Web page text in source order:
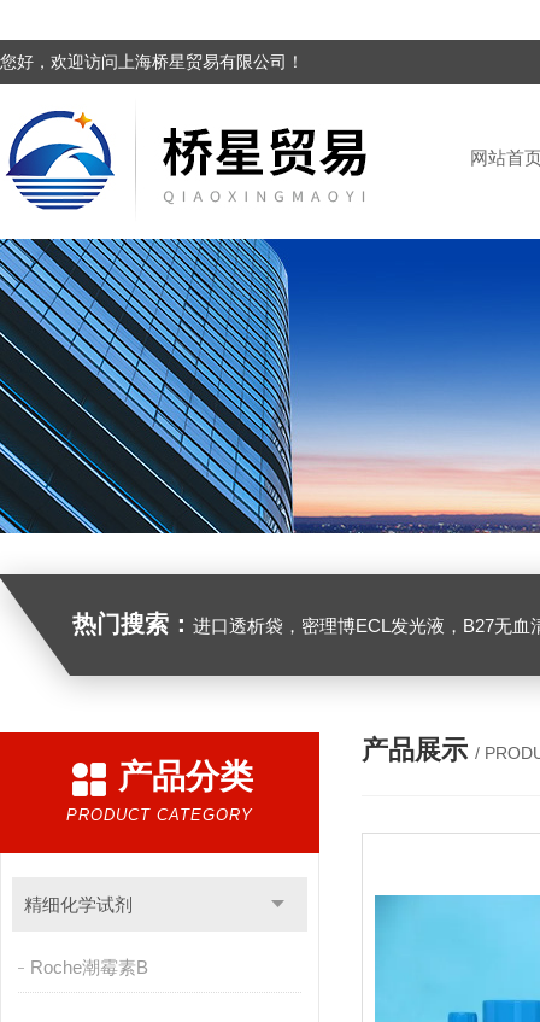
您好，欢迎访问上海桥星贸易有限公司！
网站首
热门搜索： 进口透析袋，密理博ECL发光液，B27无血清培养基，N2培养基，紫外酶标板，Gibco胶原酶，
产品分类
PRODUCT CATEGORY
精细化学试剂
Roche潮霉素B
产品展示 /